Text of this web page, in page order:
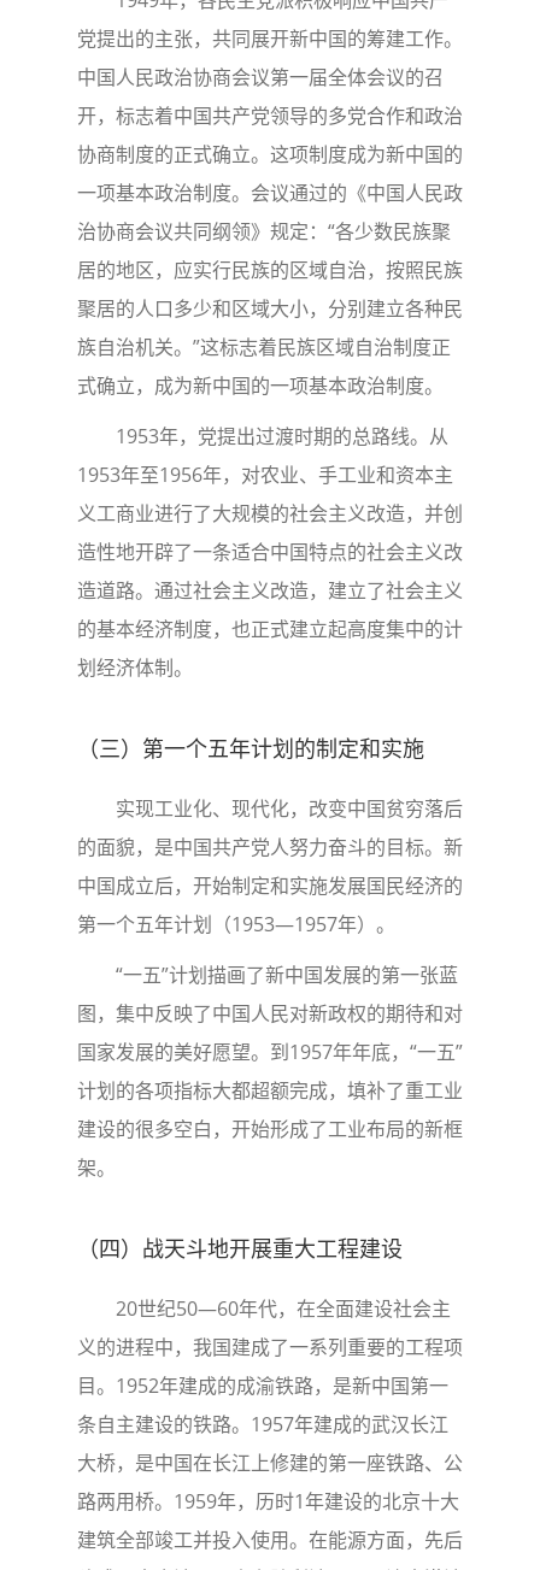
党提出的主张，共同展开新中国的筹建工作。
中国人民政治协商会议第一届全体会议的召
开，标志着中国共产党领导的多党合作和政治
协商制度的正式确立。这项制度成为新中国的
一项基本政治制度。会议通过的《中国人民政
治协商会议共同纲领》规定：“各少数民族聚
居的地区，应实行民族的区域自治，按照民族
聚居的人口多少和区域大小，分别建立各种民
族自治机关。”这标志着民族区域自治制度正
式确立，成为新中国的一项基本政治制度。
1953年，党提出过渡时期的总路线。从
1953年至1956年，对农业、手工业和资本主
义工商业进行了大规模的社会主义改造，并创
造性地开辟了一条适合中国特点的社会主义改
造道路。通过社会主义改造，建立了社会主义
的基本经济制度，也正式建立起高度集中的计
划经济体制。
（三）第一个五年计划的制定和实施
实现工业化、现代化，改变中国贫穷落后
的面貌，是中国共产党人努力奋斗的目标。新
中国成立后，开始制定和实施发展国民经济的
第一个五年计划（1953—1957年）。
“一五”计划描画了新中国发展的第一张蓝
图，集中反映了中国人民对新政权的期待和对
国家发展的美好愿望。到1957年年底，“一五”
计划的各项指标大都超额完成，填补了重工业
建设的很多空白，开始形成了工业布局的新框
架。
（四）战天斗地开展重大工程建设
20世纪50—60年代，在全面建设社会主
义的进程中，我国建成了一系列重要的工程项
目。1952年建成的成渝铁路，是新中国第一
条自主建设的铁路。1957年建成的武汉长江
大桥，是中国在长江上修建的第一座铁路、公
路两用桥。1959年，历时1年建设的北京十大
建筑全部竣工并投入使用。在能源方面，先后